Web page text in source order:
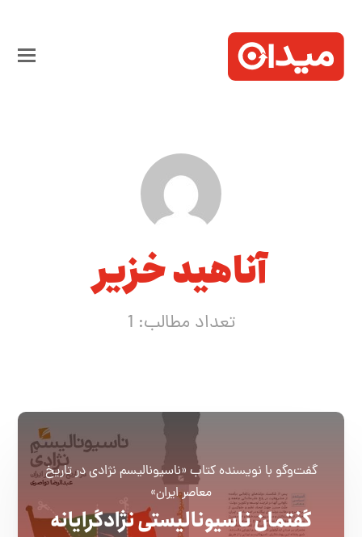
آناهید خزیر
تعداد مطالب: 1
گفت‌وگو با نویسنده کتاب «ناسیونالیسم نژادی در تاریخ
معاصر ایران»
گفتمان ناسیونالیستی نژادگرایانه‌